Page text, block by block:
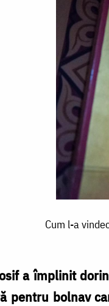
Cum l-a
a împlinit
pentru bolnav